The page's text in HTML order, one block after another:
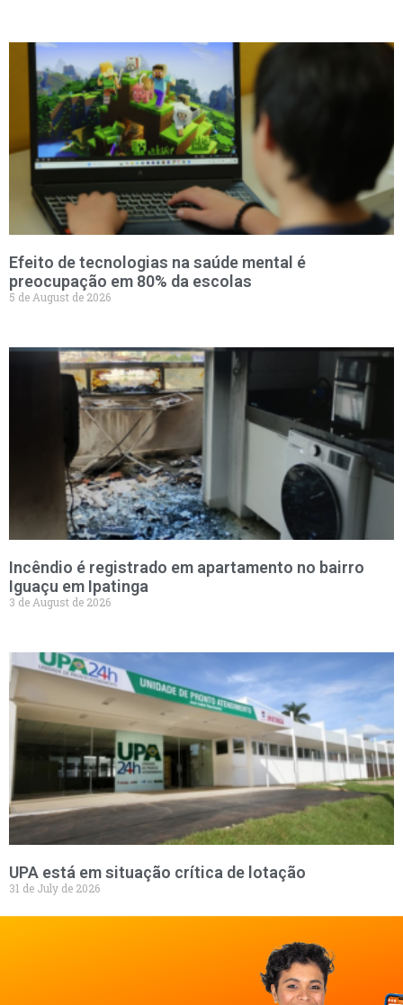
Efeito de tecnologias na saúde mental é
preocupação em 80% da escolas
5 de August de 2026
Incêndio é registrado em apartamento no bairro
Iguaçu em Ipatinga
3 de August de 2026
UPA está em situação crítica de lotação
31 de July de 2026